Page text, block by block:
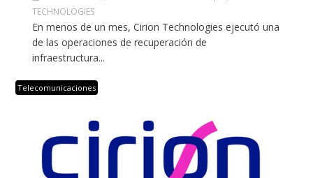
TECHNOLOGIES
En menos de un mes, Cirion Technologies ejecutó una
de las operaciones de recuperación de
infraestructura...
Telecomunicaciones